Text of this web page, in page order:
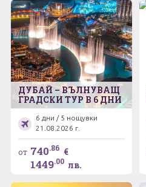
ДУБАЙ – ВЪЛНУВАЩ
ГРАДСКИ ТУР В 6 ДНИ
6 дни / 5 нощувки
21.08.2026 г.
от 740.86 €
1449.00 лв.